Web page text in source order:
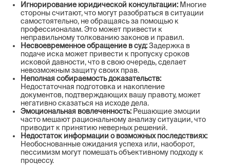
Игнорирование юридической консультации: Многие
стороны считают, что могут разобраться в ситуации
самостоятельно, не обращаясь за помощью к
профессионалам. Это может привести к
неправильному толкованию законов и правил.
Несвоевременное обращение в суд:Задержка в
подаче иска может привести к пропуску сроков
исковой давности, что в свою очередь, сделает
невозможным защиту своих прав.
Неполная собираемость доказательств:
Недостаточная подготовка и накопление
документов, подтверждающих вашу правоту, может
негативно сказаться на исходе дела.
Эмоциональная вовлеченность: Решающие эмоции
часто мешают рациональному анализу ситуации, что
приводит к принятию неверных решений.
Недостаток информации о возможных последствиях:
Необоснованные ожидания успеха или, наоборот,
пессимизм могут помешать объективному подходу к
процессу.